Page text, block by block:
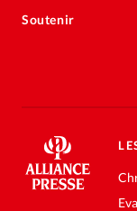
Soutenir